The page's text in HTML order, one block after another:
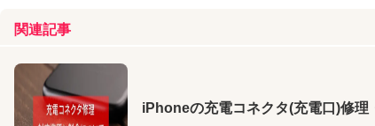
関連記事
iPhoneの充電コネクタ(充電口)修理